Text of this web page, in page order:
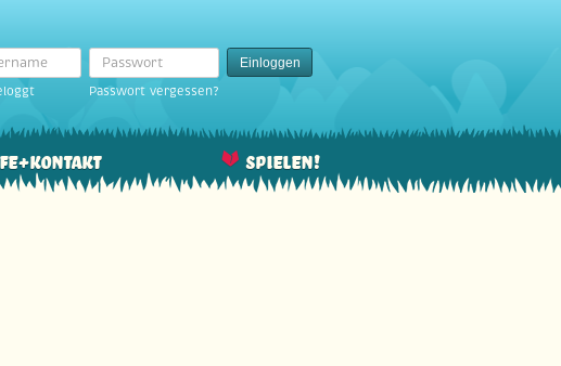
Passwort
Einloggen
Passwort vergessen?
Spielen!